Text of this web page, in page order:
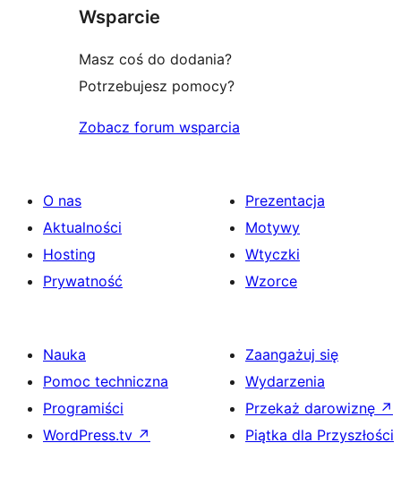
Wsparcie
Masz coś do dodania?
Potrzebujesz pomocy?
Zobacz forum wsparcia
O nas
Aktualności
Hosting
Prywatność
Prezentacja
Motywy
Wtyczki
Wzorce
Nauka
Pomoc techniczna
Programiści
WordPress.tv ↗
Zaangażuj się
Wydarzenia
Przekaż darowiznę ↗
Piątka dla Przyszłości